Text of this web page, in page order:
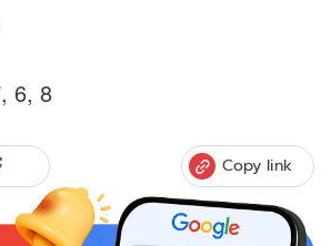
6, 8
Copy link